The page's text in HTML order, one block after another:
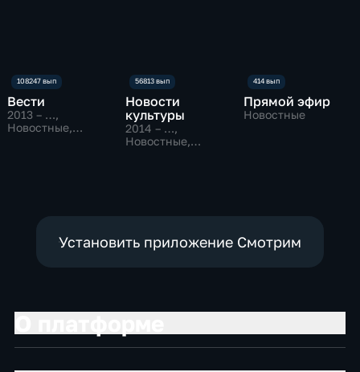
Вести
2013 – …,
Новостные,
Новости
культуры
2014 – …,
Новостные,
Прямой эфир
Новостные
Установить приложение Смотрим